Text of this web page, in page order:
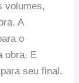
volumes,
A
o
obra. E
seu final.